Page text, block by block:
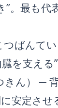
”。最も代
ばんてい
を支える
ん） ─
安定させ